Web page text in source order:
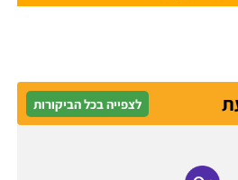
לצפייה בכל הביקורות